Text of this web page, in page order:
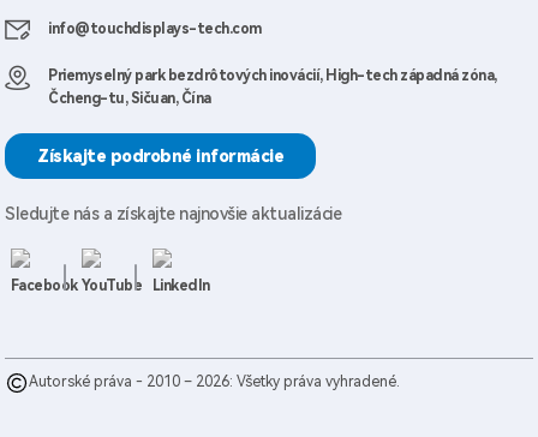
info@touchdisplays-tech.com
Priemyselný park bezdrôtových inovácií, High-tech západná zóna,
Čcheng-tu, Sičuan, Čína
Získajte podrobné informácie
Sledujte nás a získajte najnovšie aktualizácie
Autorské práva - 2010 – 2026: Všetky práva vyhradené.